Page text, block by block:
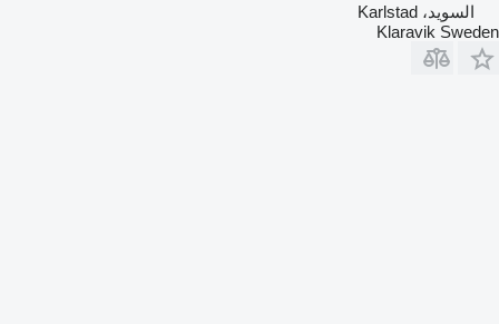
السويد، Karlstad
Klaravik Sweden